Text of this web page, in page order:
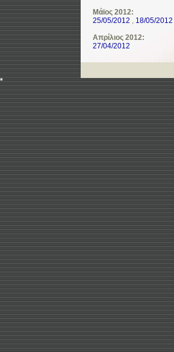
Μάϊος 2012:
25/05/2012 , 18/05/2012
Απρίλιος 2012:
27/04/2012